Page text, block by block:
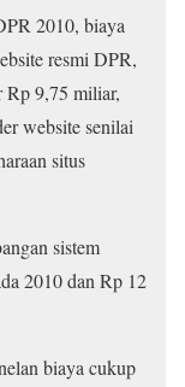
2010, biaya
resmi DPR,
Rp 9,75 miliar,
website senilai
situs
sistem
2010 dan Rp 12
biaya cukup